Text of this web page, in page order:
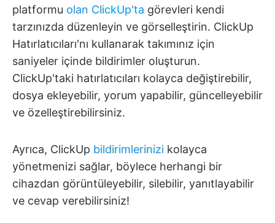
platformu olan ClickUp'ta görevleri kendi
tarzınızda düzenleyin ve görselleştirin. ClickUp
Hatırlatıcıları'nı kullanarak takımınız için
saniyeler içinde bildirimler oluşturun.
ClickUp'taki hatırlatıcıları kolayca değiştirebilir,
dosya ekleyebilir, yorum yapabilir, güncelleyebilir
ve özelleştirebilirsiniz.
Ayrıca, ClickUp bildirimlerinizi kolayca
yönetmenizi sağlar, böylece herhangi bir
cihazdan görüntüleyebilir, silebilir, yanıtlayabilir
ve cevap verebilirsiniz!